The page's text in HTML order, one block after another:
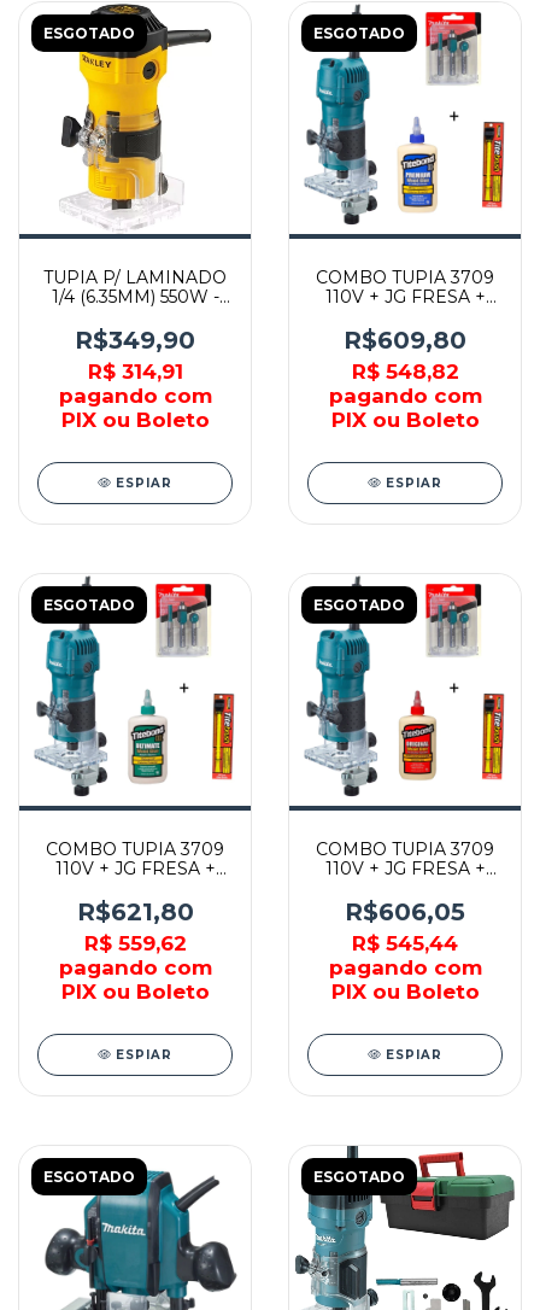
ESGOTADO
TUPIA P/ LAMINADO
1/4 (6.35MM) 550W -
R$349,90
R$ 314,91
pagando com
PIX ou Boleto
ESPIAR
ESGOTADO
COMBO TUPIA 3709
110V + JG FRESA +
PINCEL SILICONE -
MAKITA
R$609,80
R$ 548,82
pagando com
PIX ou Boleto
ESPIAR
ESGOTADO
COMBO TUPIA 3709
110V + JG FRESA +
PINCEL SILICONE -
MAKITA
R$621,80
R$ 559,62
pagando com
PIX ou Boleto
ESPIAR
ESGOTADO
COMBO TUPIA 3709
110V + JG FRESA +
PINCEL SILICONE -
MAKITA
R$606,05
R$ 545,44
pagando com
PIX ou Boleto
ESPIAR
ESGOTADO ESGOTADO